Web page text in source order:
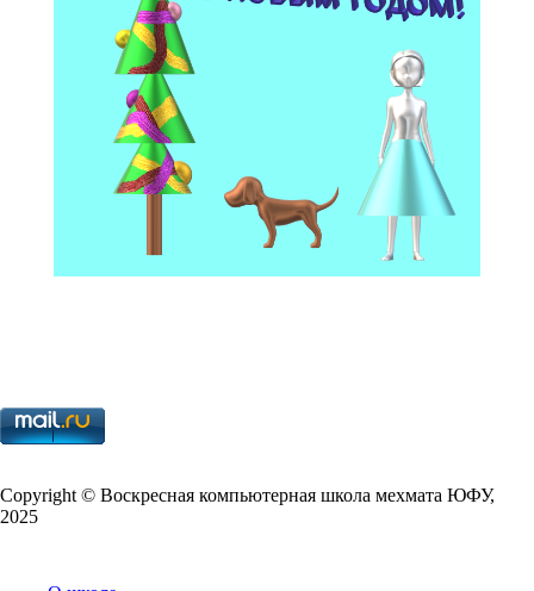
Copy­right © Воскресная компьютерная школа мехмата ЮФУ,
2025